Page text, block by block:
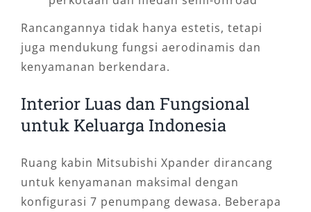
Rancangannya tidak hanya estetis, tetapi
juga mendukung fungsi aerodinamis dan
kenyamanan berkendara.
Interior Luas dan Fungsional
untuk Keluarga Indonesia
Ruang kabin Mitsubishi Xpander dirancang
untuk kenyamanan maksimal dengan
konfigurasi 7 penumpang dewasa. Beberapa